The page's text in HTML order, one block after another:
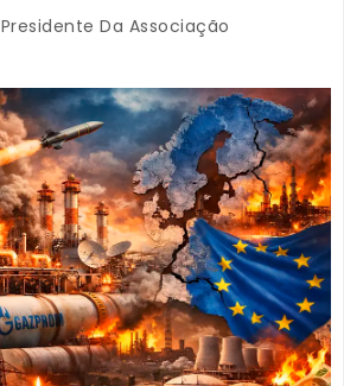
Presidente Da Associação